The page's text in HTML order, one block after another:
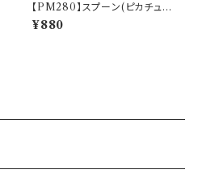
【PM280】スプーン(ピカチュ
ウ)【Daily Sketch】PM284-8
50
¥880